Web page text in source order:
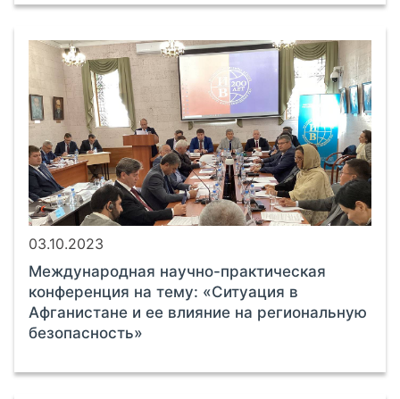
03.10.2023
Международная научно-практическая
конференция на тему: «Ситуация в
Афганистане и ее влияние на региональную
безопасность»